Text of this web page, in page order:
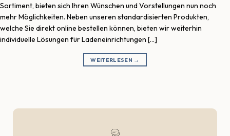
Sortiment, bieten sich Ihren Wünschen und Vorstellungen nun noch
mehr Möglichkeiten. Neben unseren standardisierten Produkten,
welche Sie direkt online bestellen können, bieten wir weiterhin
individuelle Lösungen für Ladeneinrichtungen […]
WEITERLESEN →